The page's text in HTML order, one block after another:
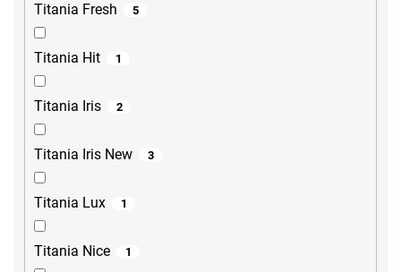
Titania Fresh 5
Titania Hit 1
Titania Iris 2
Titania Iris New 3
Titania Lux 1
Titania Nice 1